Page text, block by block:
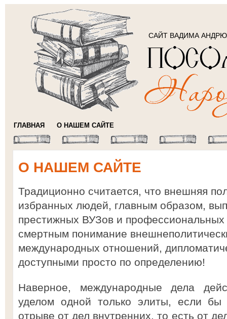
САЙТ ВАДИМА
ГЛАВНАЯ О НАШЕМ САЙТЕ
О НАШЕМ САЙТЕ
Традиционно считается, что внешняя
избранных людей, главным образом,
престижных ВУЗов и
смертным понимание
международных отношений,
доступными просто по определению!
Наверное, международные дела
уделом одной только элиты, если
отрыве от дел внутренних, то есть от